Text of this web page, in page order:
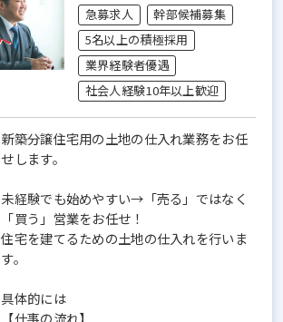
急募求人
幹部候補募集
5名以上の積極採用
業界経験者優遇
社会人経験10年以上歓迎
新築分譲住宅用の土地の仕入れ業務をお任
せします。
未経験でも始めやすい→「売る」ではなく
「買う」営業をお任せ！
住宅を建てるための土地の仕入れを行いま
す。
具体的には
【仕事の流れ】...